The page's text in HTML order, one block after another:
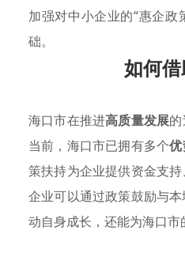
加强对中小企业的“惠企
础。
如何
海口市在推进高质量发展
当前，海口市已拥有多个
策扶持为企业提供资金支
企业可以通过政策鼓励与
动自身成长，还能为海口市